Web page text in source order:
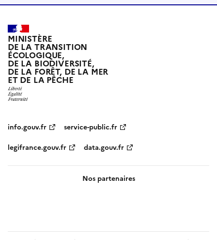
MINISTÈRE
DE LA TRANSITION
ÉCOLOGIQUE,
DE LA BIODIVERSITÉ,
DE LA FORÊT, DE LA MER
ET DE LA PÊCHE
info.gouv.fr
service-public.fr
legifrance.gouv.fr
data.gouv.fr
Nos partenaires